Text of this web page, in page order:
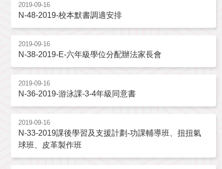
2019-09-16
N-48-2019-校本默書調適安排
2019-09-16
N-38-2019-E-六年級學位分配辦法家長會
2019-09-16
N-36-2019-游泳課-3-4年級同意書
2019-09-16
N-33-2019課後學習及支援計劃-功課輔導班、扭扭氣
球班、皮革製作班